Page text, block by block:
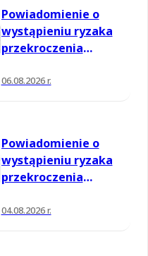
Powiadomienie o
wystąpieniu ryzaka
przekroczenia
informowania dla
06.08.2026 r.
Powiadomienie o
wystąpieniu ryzaka
przekroczenia
informowania dla
04.08.2026 r.